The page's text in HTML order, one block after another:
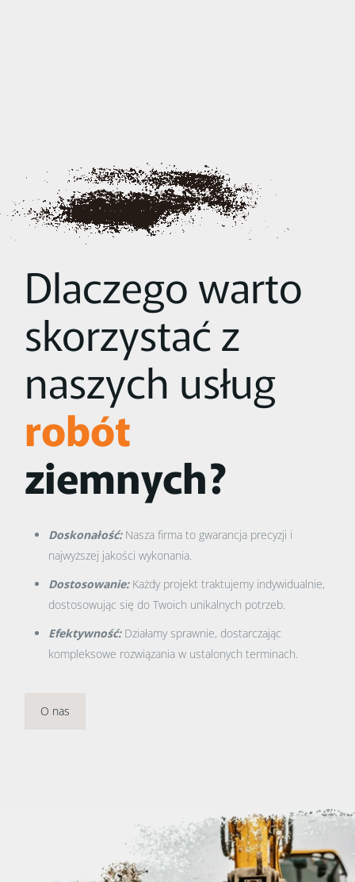
Dlaczego warto
skorzystać z
naszych usług
robót
ziemnych?
Doskonałość:Nasza firma to gwarancja precyzji i
najwyższej jakości wykonania.
Dostosowanie:Każdy projekt traktujemy indywidualnie,
dostosowując się do Twoich unikalnych potrzeb.
Efektywność:Działamy sprawnie, dostarczając
kompleksowe rozwiązania w ustalonych terminach.
O nas